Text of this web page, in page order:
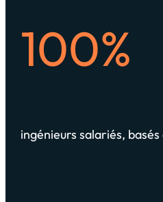
100%
ingénieurs salariés, basés